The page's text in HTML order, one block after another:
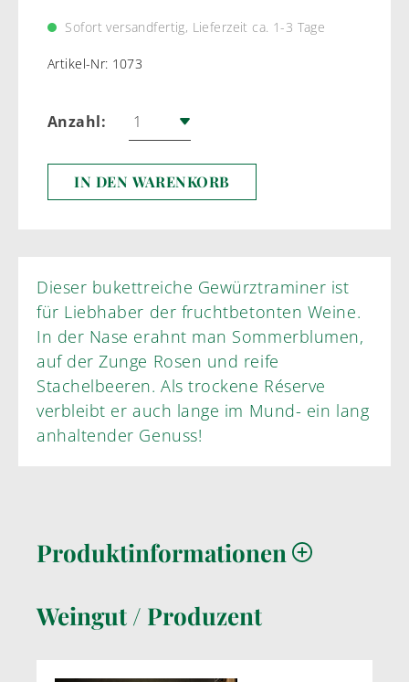
Sofort versandfertig, Lieferzeit ca. 1-3 Tage
Artikel-Nr: 1073
Anzahl:
IN DEN WARENKORB
Dieser bukettreiche Gewürztraminer ist
für Liebhaber der fruchtbetonten Weine.
In der Nase erahnt man Sommerblumen,
auf der Zunge Rosen und reife
Stachelbeeren. Als trockene Réserve
verbleibt er auch lange im Mund- ein lang
anhaltender Genuss!
Produktinformationen
Weingut / Produzent